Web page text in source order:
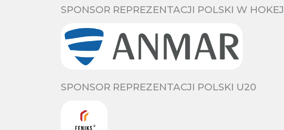
SPONSOR REPREZENTACJI POLSKI W
SPONSOR REPREZENTACJI POLSKI U20